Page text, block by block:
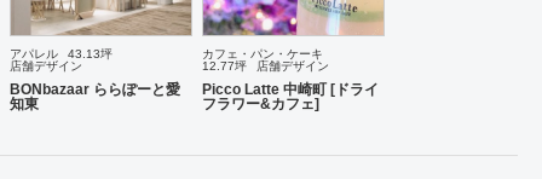
アパレル
43.13坪
店舗デザイン
BONbazaar ららぽーと愛
知東
カフェ・パン・ケーキ
12.77坪
店舗デザイン
Picco Latte 中崎町 [ドライ
フラワー&カフェ]